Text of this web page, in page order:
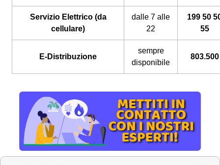
Servizio Elettrico (da
cellulare)
dalle 7 alle
22
199 50
55
E-Distribuzione
sempre
disponibile
803.500